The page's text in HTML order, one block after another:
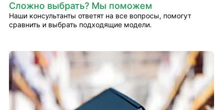
Сложно выбрать? Мы поможем
Наши консультанты ответят на все вопросы, помогут
сравнить и выбрать подходящие модели.